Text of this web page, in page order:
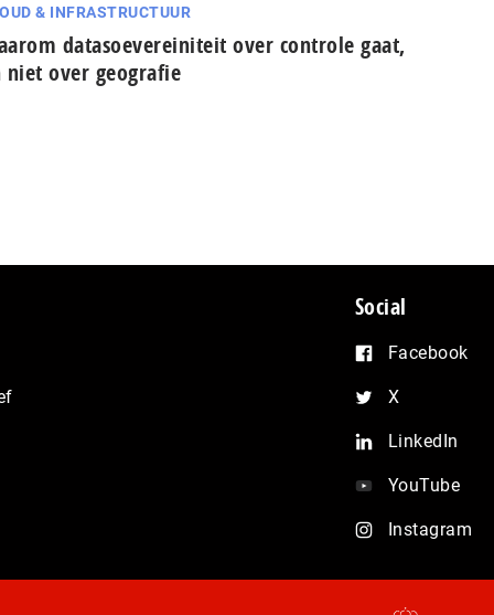
& INFRASTRUCTUUR
datasoevereiniteit over controle gaat,
niet over geografie
Social
Facebook
X
LinkedIn
YouTube
Instagram